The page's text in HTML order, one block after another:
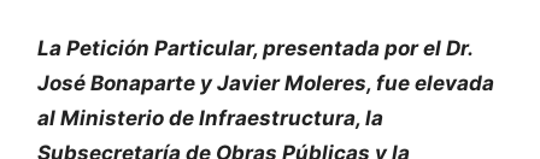
La Petición Particular, presentada por el Dr.
José Bonaparte y Javier Moleres, fue elevada
al Ministerio de Infraestructura, la
Subsecretaría de Obras Públicas y la